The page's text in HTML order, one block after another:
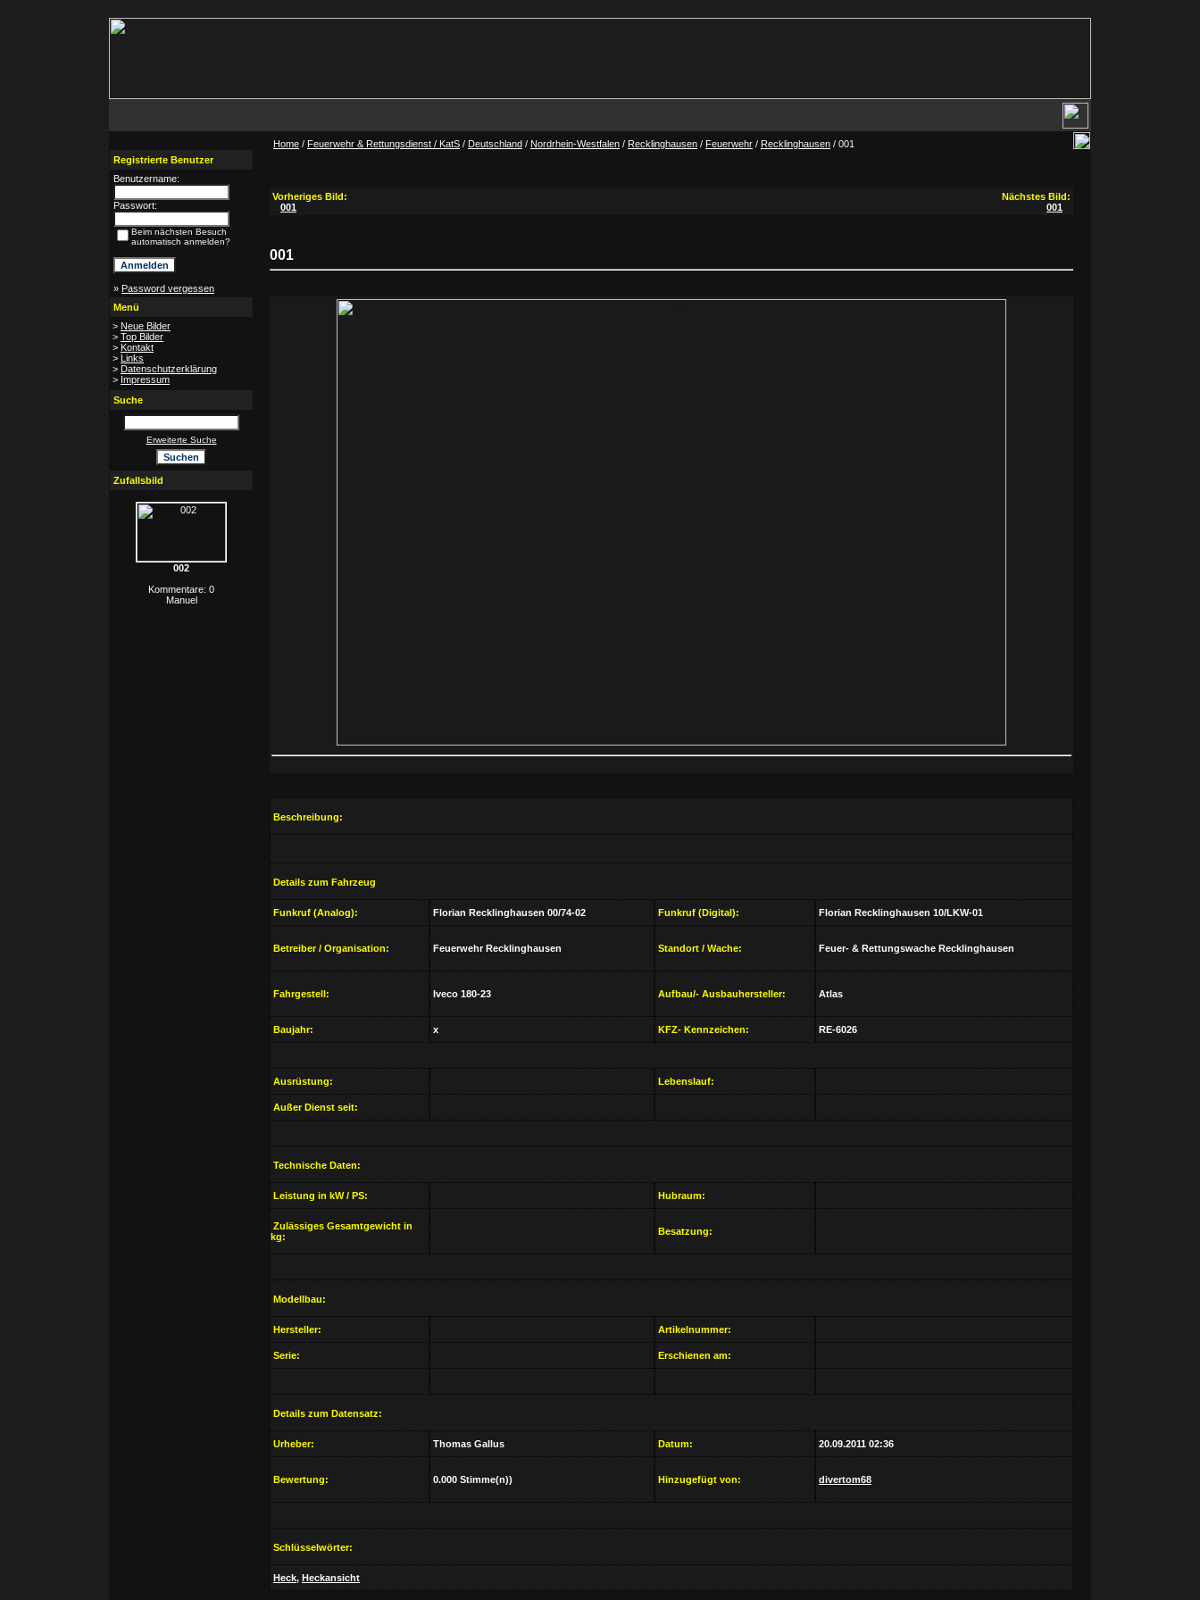
Registrierte Benutzer
Benutzername:
Passwort:
Beim nächsten Besuch
automatisch anmelden?
» Password vergessen
Menü
> Neue Bilder
> Top Bilder
> Kontakt
> Links
> Datenschutzerklärung
> Impressum
Suche
Erweiterte Suche
Zufallsbild
002
Kommentare: 0
Manuel
Home / Feuerwehr & Rettungsdienst / KatS / Deutschland / Nordrhein-Westfalen / Recklinghausen / Feuerwehr / Recklinghausen / 001
Vorheriges Bild:
001
Nächstes Bild:
001
001
Beschreibung:
Details zum Fahrzeug
Funkruf (Analog): Florian Recklinghausen 00/74-02 Funkruf (Digital): Florian Recklinghausen 10/LKW-01
Betreiber / Organisation: Feuerwehr Recklinghausen Standort / Wache: Feuer- & Rettungswache Recklinghausen
Fahrgestell: Iveco 180-23 Aufbau/- Ausbauhersteller: Atlas
Baujahr: x KFZ- Kennzeichen: RE-6026
Ausrüstung: Lebenslauf:
Außer Dienst seit:
Technische Daten:
Leistung in kW / PS: Hubraum:
Zulässiges Gesamtgewicht in
kg:
Besatzung:
Modellbau:
Hersteller: Artikelnummer:
Serie: Erschienen am:
Details zum Datensatz:
Urheber: Thomas Gallus Datum: 20.09.2011 02:36
Bewertung: 0.000 Stimme(n)) Hinzugefügt von: divertom68
Schlüsselwörter:
Heck, Heckansicht